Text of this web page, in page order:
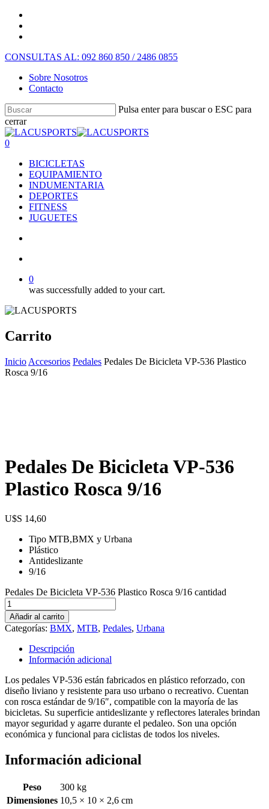
CONSULTAS AL: 092 860 850 / 2486 0855
Sobre Nosotros
Contacto
Pulsa enter para buscar o ESC para
cerrar
0
BICICLETAS
EQUIPAMIENTO
INDUMENTARIA
DEPORTES
FITNESS
JUGUETES
0
was successfully added to your cart.
Carrito
Inicio Accesorios Pedales Pedales De Bicicleta VP-536 Plastico
Rosca 9/16
Pedales De Bicicleta VP-536
Plastico Rosca 9/16
$
14,60
Tipo MTB,BMX y Urbana
Plástico
Antideslizante
9/16
Pedales De Bicicleta VP-536 Plastico Rosca 9/16 cantidad
Añadir al carrito
Categorías: BMX, MTB, Pedales, Urbana
Descripción
Información adicional
Los pedales VP-536 están fabricados en plástico reforzado, con
diseño liviano y resistente para uso urbano o recreativo. Cuentan
con rosca estándar de 9/16″, compatible con la mayoría de las
bicicletas. Su superficie antideslizante y reflectores laterales brindan
mayor seguridad y agarre durante el pedaleo. Son una opción
económica y funcional para ciclistas de todos los niveles.
Información adicional
Peso
300 kg
Dimensiones 10,5 × 10 × 2,6 cm